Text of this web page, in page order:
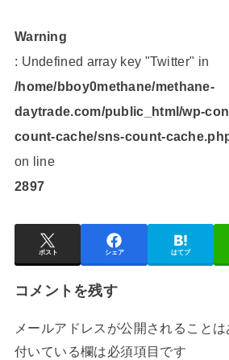
Warning
: Undefined array key "Twitter" in
/home/bboy0methane/methane-
daytrade.com/public_html/wp-
count-cache/sns-count-
on line
2897
ポスト シェア はてブ
コメントを残す
メールアドレスが公開されることは
付いている欄は必須項目です